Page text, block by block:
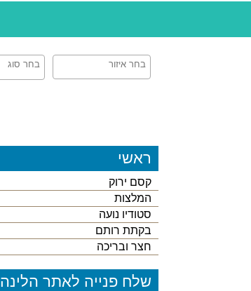
ראשי
קסם ירוק
המלצות
סטודיו נועה
בקתת רותם
חצר ובריכה
שלח פנייה לאתר הלינה